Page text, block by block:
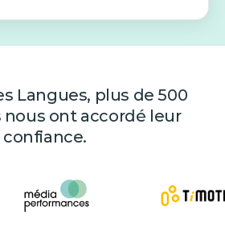
Langues, plus de 500
nous ont accordé leur
confiance.